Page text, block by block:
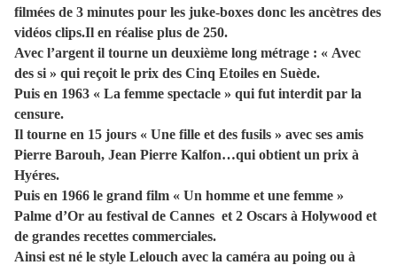
filmées de 3 minutes pour les juke-boxes donc les ancètres des
vidéos clips.Il en réalise plus de 250.
Avec l’argent il tourne un deuxième long métrage : « Avec
des si » qui reçoit le prix des Cinq Etoiles en Suède.
Puis en 1963 « La femme spectacle » qui fut interdit par la
censure.
Il tourne en 15 jours « Une fille et des fusils » avec ses amis
Pierre Barouh, Jean Pierre Kalfon…qui obtient un prix à
Hyéres.
Puis en 1966 le grand film « Un homme et une femme »
Palme d’Or au festival de Cannes et 2 Oscars à Holywood et
de grandes recettes commerciales.
Ainsi est né le style Lelouch avec la caméra au poing ou à